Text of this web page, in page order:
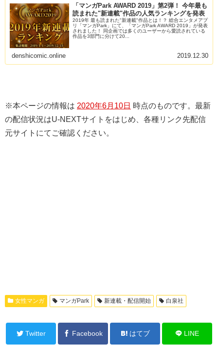
「マンガPark AWARD 2019」第2弾！ 今年最も
読まれた"新連載"作品の人気ランキングを発表
2019年 最も読まれた"新連載"作品とは！？ 総合エンタメアプ
リ「マンガPark」にて、「マンガPark AWARD 2019」が発表
されました！ 同企画では多くのユーザーから愛読されている
作品を3部門に分けて20...
denshicomic.online 2019.12.30
※本ページの情報は 2020年6月10日 時点のものです。最新
の配信状況はU-NEXTサイトをはじめ、各種リンク先配信
元サイトにてご確認ください。
女性マンガ マンガPark 新連載・配信開始 白泉社
Twitter Facebook はてブ LINE